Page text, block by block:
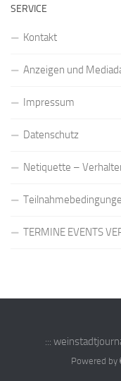
SERVICE
Kontakt
Anzeigen und
Impressum
Datenschutz
Netiquette –
TERMINE EVENTS
:::
Powered by